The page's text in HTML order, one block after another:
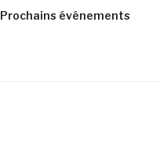
Prochains événements